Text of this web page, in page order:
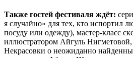
Также гостей фестиваля ждёт:
я случайно» для тех, кто испортил
посуду или одежду), мастер-класс
иллюстратором Айгуль
Некрасовки о неожиданно